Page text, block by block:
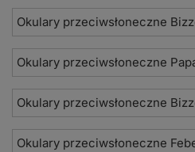
Okulary przeciwsłoneczne
Okulary przeciwsłoneczne
Okulary przeciwsłoneczne
Okulary przeciwsłoneczne